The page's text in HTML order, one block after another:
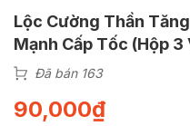
Lộc Cường Thần
Mạnh Cấp Tốc (Hộp 3
Đã bán 163
90,000₫